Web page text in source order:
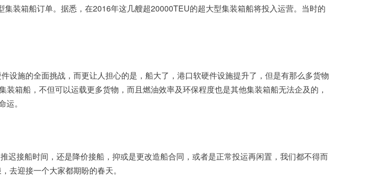
装箱船订单。据悉，在2016年这几艘超20000TEU的超大型集装箱船将投入运营。当时的
箱船，不但可以运载更多货物，而且燃油效率及环保程度也是其他集装箱船无法企及的，
。
去迎接一个大家都期盼的春天。